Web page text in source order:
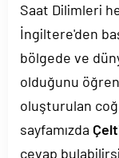
Saat Dilimleri
İngiltere'den
bölgede ve
olduğunu
oluşturulan
sayfamızda
cevap